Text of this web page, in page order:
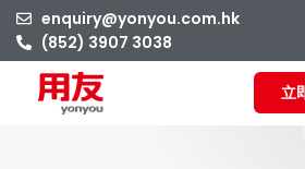
enquiry@yonyou.com.hk
(852) 3907 3038
立